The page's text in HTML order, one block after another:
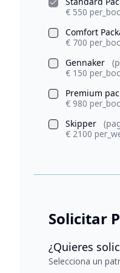
€ 550
Comfort
€ 700
Gennaker
€ 150
Premium
€ 980
Skipper
€ 2100
Solicitar
¿Quieres
Selecciona un